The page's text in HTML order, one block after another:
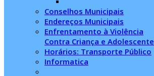
Conselhos Municipais
Endereços Municipais
Enfrentamento à Violência
Contra Criança e Adolescente
Horários: Transporte Público
Informatica